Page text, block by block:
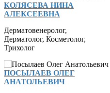
КОЛЯСЕВА НИНА
АЛЕКСЕЕВНА
Дерматовенеролог,
Дерматолог, Косметолог,
Трихолог
ПОСЫЛАЕВ ОЛЕГ
АНАТОЛЬЕВИЧ